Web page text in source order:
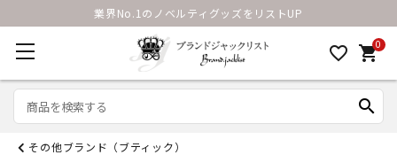
業界No.1のノベルティグッズをリストUP
favorite_border 0
shopping_cart
search
その他ブランド（ブティック）